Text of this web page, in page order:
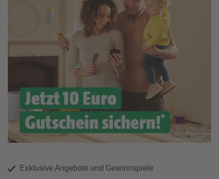
Exklusive Angebote und Gewinnspiele